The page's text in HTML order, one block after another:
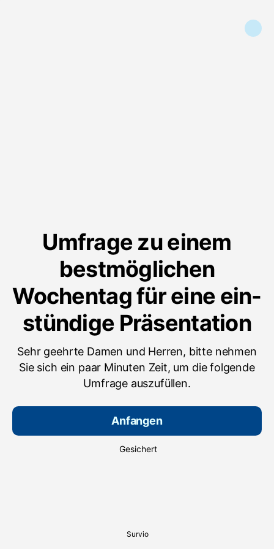
Umfrage zu einem
bestmöglichen
Wochentag für eine ein-
stündige Präsentation
Sehr geehrte Damen und Herren, bitte nehmen
Sie sich ein paar Minuten Zeit, um die folgende
Umfrage auszufüllen.
Anfangen
Gesichert
Survio